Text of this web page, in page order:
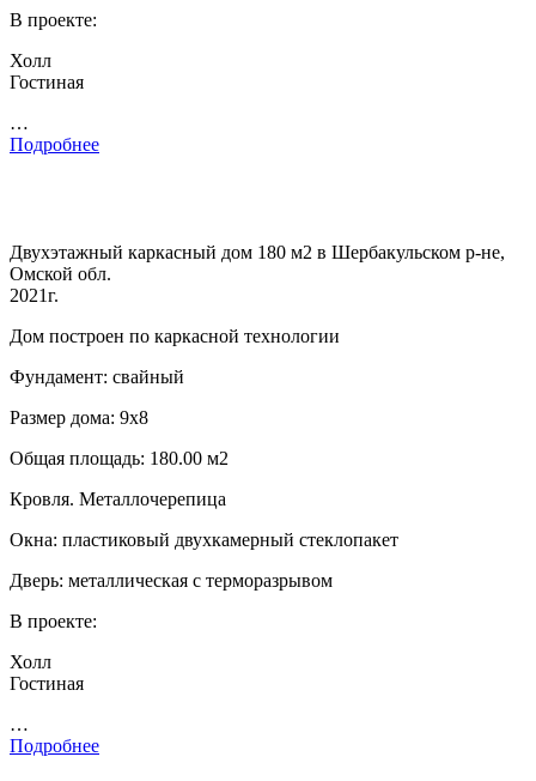
В проекте:
Холл
Гостиная
…
Подробнее
Двухэтажный каркасный дом 180 м2 в Шербакульском р-не,
Омской обл.
2021г.
Дом построен по каркасной технологии
Фундамент: свайный
Размер дома: 9х8
Общая площадь: 180.00 м2
Кровля. Металлочерепица
Окна: пластиковый двухкамерный стеклопакет
Дверь: металлическая с терморазрывом
В проекте:
Холл
Гостиная
…
Подробнее